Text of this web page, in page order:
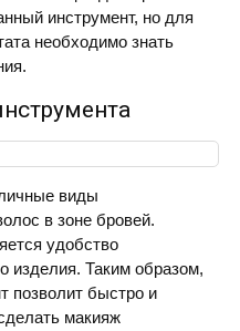
инструмент, но для
необходимо знать
виды
в зоне бровей.
удобство
изделия. Таким образом,
позволит быстро и
макияж